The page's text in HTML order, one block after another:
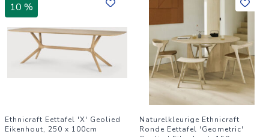
10 %
Ethnicraft Eettafel 'X' Geolied
Eikenhout, 250 x 100cm
Naturelkleurige Ethnicraft
Ronde Eettafel 'Geometric'